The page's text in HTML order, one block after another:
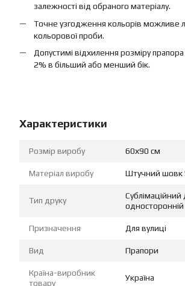
залежності від обраного матеріалу.
Точне узгодження кольорів можливе
кольорової проби.
Допустимі відхилення розміру
2% в більший або менший бік.
Характеристики
Розмір виробу 60х90 см
Матеріал виробу Штучний шовк
Тип друку
Сублімаційний
односторонній
Призначення Для вулиці
Вид Прапори
Країна-виробник
товару
Україна